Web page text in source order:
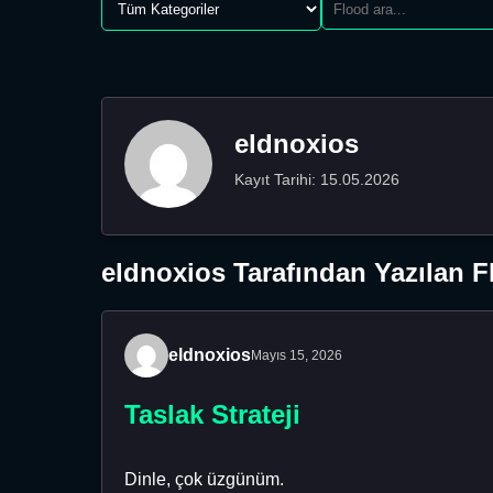
eldnoxios
Kayıt Tarihi: 15.05.2026
eldnoxios Tarafından Yazılan
eldnoxiosMayıs 15, 2026
Taslak Strateji
Dinle, çok üzgünüm.